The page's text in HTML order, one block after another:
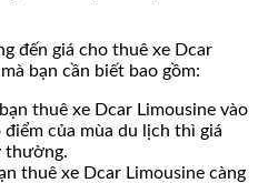
đến giá cho thuê xe Dcar
bạn cần biết bao gồm:
thuê xe Dcar Limousine vào
của mùa du lịch thì giá
thường.
thuê xe Dcar Limousine càng